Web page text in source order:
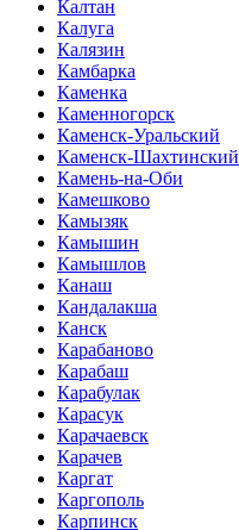
Калтан
Калуга
Калязин
Камбарка
Каменка
Каменногорск
Каменск-Уральский
Каменск-Шахтинский
Камень-на-Оби
Камешково
Камызяк
Камышин
Камышлов
Канаш
Кандалакша
Канск
Карабаново
Карабаш
Карабулак
Карасук
Карачаевск
Карачев
Каргат
Каргополь
Карпинск